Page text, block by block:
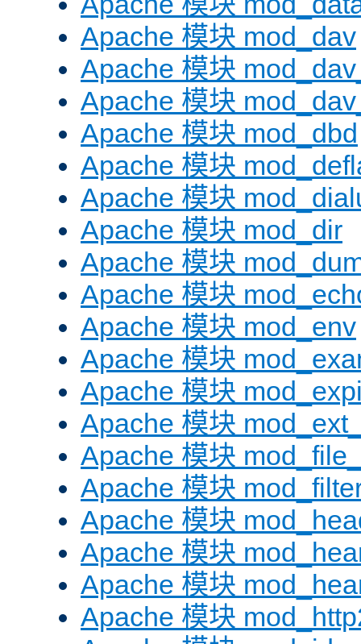
Apache 模块 mod_dav
Apache 模块
Apache 模块
Apache 模块 mod_dbd
Apache 模块
Apache 模块
Apache 模块 mod_dir
Apache 模块
Apache 模块
Apache 模块 mod_env
Apache 模块
Apache 模块
Apache 模块
Apache 模块
Apache 模块
Apache 模块
Apache 模块
Apache 模块
Apache 模块